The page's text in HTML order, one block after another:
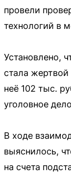
провели
технологий в
Установлено,
стала
неё 102 тыс.
уголовное
В ходе
выяснилось,
на счета